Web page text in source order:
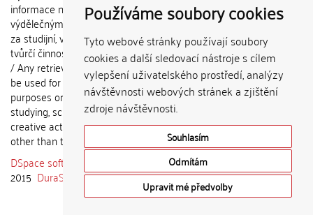
Používáme soubory cookies
Tyto webové stránky používají soubory
cookies a další sledovací nástroje s cílem
vylepšení uživatelského prostředí, analýzy
návštěvnosti webových stránek a zjištění
zdroje návštěvnosti.
Souhlasím
Odmítám
Upravit mé předvolby
informace nemohou být použity k
výdělečným účelům nebo vydávány
za studijní, vědeckou nebo jinou
tvůrčí činnost jiné osoby než autora.
/ Any retrieved information shall not
be used for any commercial
purposes or claimed as results of
studying, scientific or any other
creative activities of any person
other than the author.
DSpace software
copyright © 2002-
2015 DuraSpace